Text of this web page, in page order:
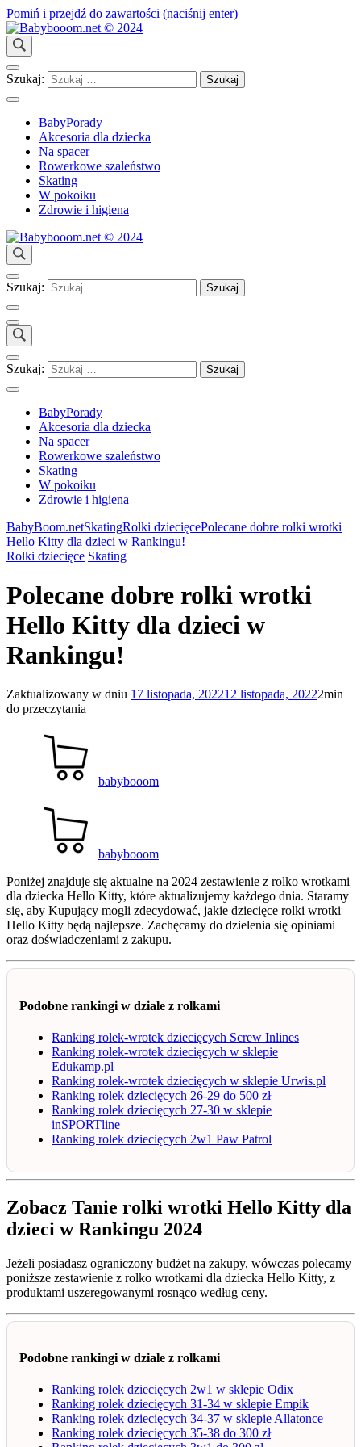
Pomiń i przejdź do zawartości (naciśnij enter)
Babybooom.net © 2024
Wspólnie dbajmy o dobro Dziecka!
Szukaj:
BabyPorady
Akcesoria dla dziecka
Na spacer
Rowerkowe szaleństwo
Skating
W pokoiku
Zdrowie i higiena
Babybooom.net © 2024
Wspólnie dbajmy o dobro Dziecka!
Szukaj:
Szukaj:
BabyPorady
Akcesoria dla dziecka
Na spacer
Rowerkowe szaleństwo
Skating
W pokoiku
Zdrowie i higiena
BabyBoom.netSkatingRolki dziecięcePolecane dobre rolki wrotki
Hello Kitty dla dzieci w Rankingu!
Rolki dziecięce Skating
Polecane dobre rolki wrotki
Hello Kitty dla dzieci w
Rankingu!
Zaktualizowany w dniu 17 listopada, 202212 listopada, 20222min
do przeczytania
babybooom
babybooom
Poniżej znajduje się aktualne na 2024 zestawienie z rolko wrotkami
dla dziecka Hello Kitty, które aktualizujemy każdego dnia. Staramy
się, aby Kupujący mogli zdecydować, jakie dziecięce rolki wrotki
Hello Kitty będą najlepsze. Zachęcamy do dzielenia się opiniami
oraz doświadczeniami z zakupu.
Podobne rankingi w dziale z rolkami
Ranking rolek-wrotek dziecięcych Screw Inlines
Ranking rolek-wrotek dziecięcych w sklepie
Edukamp.pl
Ranking rolek-wrotek dziecięcych w sklepie Urwis.pl
Ranking rolek dziecięcych 26-29 do 500 zł
Ranking rolek dziecięcych 27-30 w sklepie
inSPORTline
Ranking rolek dziecięcych 2w1 Paw Patrol
Zobacz Tanie rolki wrotki Hello Kitty dla
dzieci w Rankingu 2024
Jeżeli posiadasz ograniczony budżet na zakupy, wówczas polecamy
poniższe zestawienie z rolko wrotkami dla dziecka Hello Kitty, z
produktami uszeregowanymi rosnąco według ceny.
Podobne rankingi w dziale z rolkami
Ranking rolek dziecięcych 2w1 w sklepie Odix
Ranking rolek dziecięcych 31-34 w sklepie Empik
Ranking rolek dziecięcych 34-37 w sklepie Allatonce
Ranking rolek dziecięcych 35-38 do 300 zł